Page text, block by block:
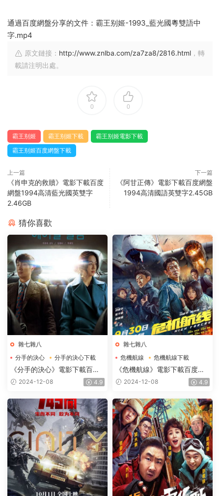
通過百度網盤分享的文件：霸王别姬-1993_藍光國粵雙語中
字.mp4
原文鏈接： http://www.znlba.com/za7za8/2816.html ，轉
載請注明出處。
0 0
霸王别姬 霸王别姬下載
霸王别姬電影下載
霸王别姬百度網盤下載
上一篇
《肖申克的救贖》電影下載百度
網盤1994高清藍光國英雙字
2.46GB
下一篇
《阿甘正傳》電影下載百度網盤
1994高清國語英雙字2.45GB
猜你喜歡
雜七雜八
分手的決心
分手的決心下載
分手的決心電影下載
《分手的決心》電影下載百度
網盤2022_BD韓語中字2GB
2024-12-08 4.9
雜七雜八
危機航線
危機航線下載
危機航線電影下載
《危機航線》電影下載百度網
盤2024_HD國語中英雙字
2024-12-08 4.9